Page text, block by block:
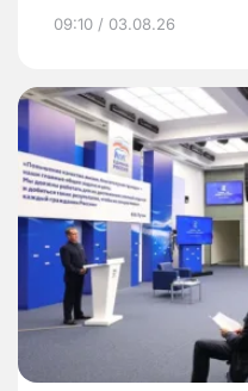
09:10 / 03.08.26